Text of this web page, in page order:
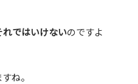
ではいけないのですよ
ね。